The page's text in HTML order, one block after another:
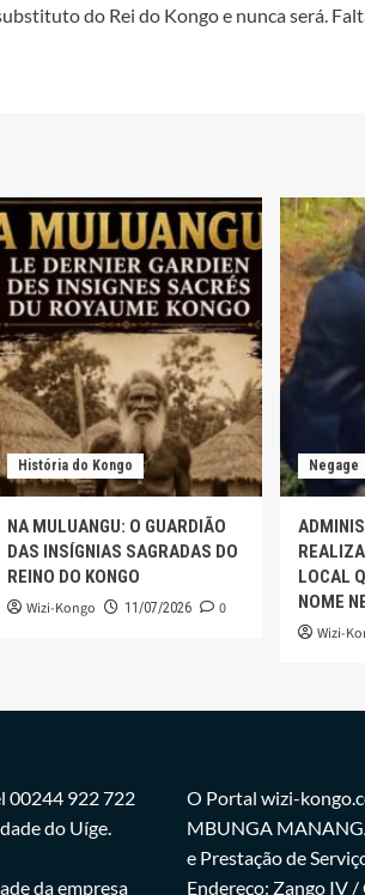
do Rei do Kongo e nunca será.
História do Kongo
NA MULUANGU: O GUARDIÃO
DAS INSÍGNIAS SAGRADAS DO
REINO DO KONGO
Wizi-Kongo 11/07/2026 0
Negage
LOCAL
NOME
Wizi-
00244 922 722
do Uíge.
da empresa
O Portal wizi-
MBUNGA
e Prestação de
Endereço: Zango IV /